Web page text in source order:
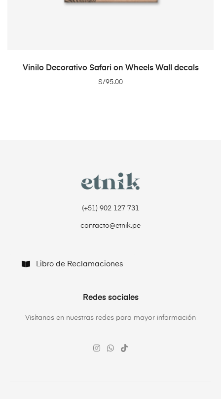
ADD TO CART
Vinilo Decorativo Safari on Wheels Wall decals
S/95.00
(+51) 902 127 731‬
contacto@etnik.pe
Libro de Reclamaciones
Redes sociales
Visítanos en nuestras redes para mayor información